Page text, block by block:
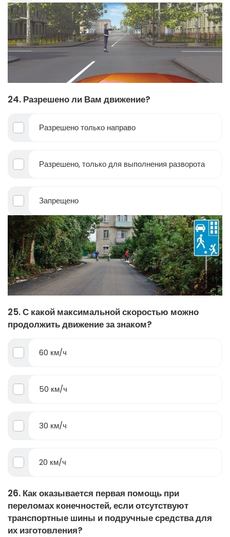
24. Разрешено ли Вам движение?
Разрешено только направо
Разрешено, только для выполнения разворота
Запрещено
25. С какой максимальной скоростью можно
продолжить движение за знаком?
60 км/ч
50 км/ч
30 км/ч
20 км/ч
26. Как оказывается первая помощь при
переломах конечностей, если отсутствуют
транспортные шины и подручные средства для
их изготовления?